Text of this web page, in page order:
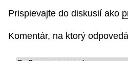
Prispievajte do diskusií ako
Komentár, na ktorý